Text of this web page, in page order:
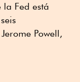
la Fed está
Powell,